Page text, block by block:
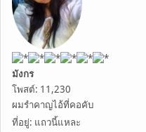
มังกร
โพสต์: 11,230
ผมรำคาญไอ้ที่คอคับ
ที่อยู่: แถวนี้แหละ